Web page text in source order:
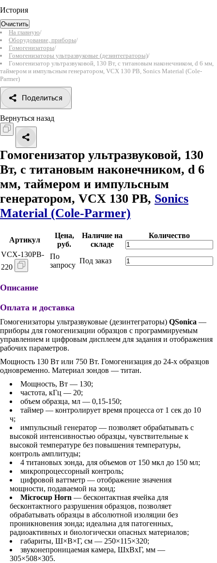
История
Очистить
На главную/
Оборудование, приборы/
Гомогенизаторы/
Гомогенизаторы ультразвуковые (дезинтеграторы)/
Гомогенизатор ультразвуковой, 130 Вт, с титановым наконечником, d 6 мм,
таймером и импульсным генератором, VCX 130 PB, Sonics Material (Cole-
Parmer)
Поделиться
Вернуться назад
Гомогенизатор ультразвуковой, 130
Вт, с титановым наконечником, d 6
мм, таймером и импульсным
генератором, VCX 130 PB, Sonics
Material (Cole-Parmer)
Артикул
Цена,
руб.
Наличие на
складе
Количество
VCX-130PB-
220
По
запросу
Под заказ
Описание
Оплата и доставка
Гомогенизаторы ультразвуковые (дезинтеграторы) QSonica —
приборы для гомогенизации образцов с программируемым
управлением и цифровым дисплеем для задания и отображения
рабочих параметров.
Мощность 130 Вт или 750 Вт. Гомогенизация до 24-х образцов
одновременно. Материал зондов — титан.
Мощность, Вт — 130;
частота, кГц — 20;
объем образца, мл — 0,15-150;
таймер — контролирует время процесса от 1 сек до 10
ч;
импульсный генератор — позволяет обрабатывать с
высокой интенсивностью образцы, чувствительные к
высокой температуре без повышения температуры,
контроль амплитуды;
4 титановых зонда, для объемов от 150 мкл до 150 мл;
микропроцессорный контроль;
цифровой ваттметр — отображение значения
мощности, подаваемой на зонд;
Microcup Horn — бесконтактная ячейка для
бесконтактного разрушения образцов, позволяет
обрабатывать образцы в абсолютной изоляции без
проникновения зонда; идеальна для патогенных,
радиоактивных и биологически опасных материалов;
габариты, Ш×В×Г, см — 250×115×320;
звуконепроницаемая камера, ШхВхГ, мм —
305×508×305.